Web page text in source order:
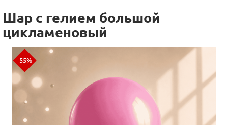
Шар с гелием большой
цикламеновый
-55%